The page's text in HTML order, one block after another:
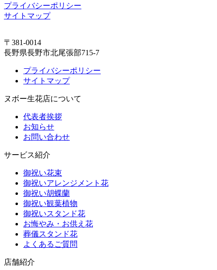
プライバシーポリシー
サイトマップ
〒381-0014
長野県長野市北尾張部715-7
プライバシーポリシー
サイトマップ
ヌボー生花店について
代表者挨拶
お知らせ
お問い合わせ
サービス紹介
御祝い花束
御祝いアレンジメント花
御祝い胡蝶蘭
御祝い観葉植物
御祝いスタンド花
お悔やみ・お供え花
葬儀スタンド花
よくあるご質問
店舗紹介